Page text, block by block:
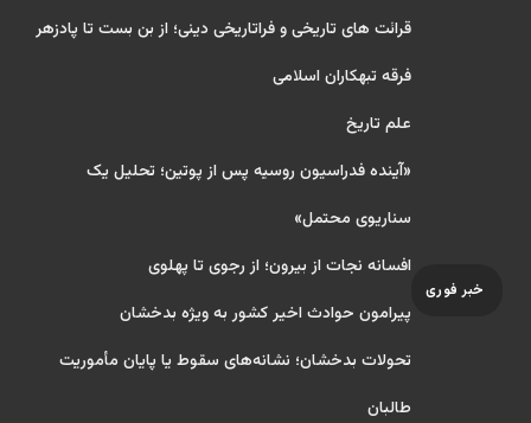
خبر فوری
قرائت های تاریخی و فراتاریخی دینی؛ از بن بست تا پادزهر
فرقه تبهکاران اسلامی
علم تاریخ
«آینده فدراسیون روسیه پس از پوتین؛ تحلیل یک
سناریوی محتمل»
افسانه نجات از بیرون؛ از رجوی تا پهلوی
پیرامون حوادث اخیر کشور به ویژه بدخشان
تحولات بدخشان؛ نشانه‌های سقوط یا پایان مأموریت
طالبان